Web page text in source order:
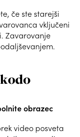
če ste starejši
vključeni
Zavarovanje
obrazec
video posveta